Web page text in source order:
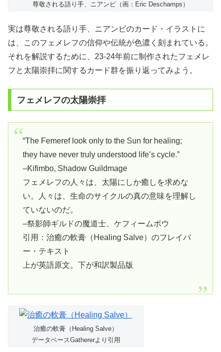
尊敬される語り手、ニアンビ（画：Eric Deschamps）
実は尊敬される語り手、ニアンビのカード・イラストに
は、このフェメレフの信仰や伝統が色濃く刻まれている。
それを解説するために、23-24年前に制作されたフェメレ
フと太陽崇拝に関するカード群を振り返ってみよう。
フェメレフの太陽崇拝
“The Femeref look only to the Sun for healing;
they have never truly understood life’s cycle.”
–Kifimbo, Shadow Guildmage
フェメレフの人々は、太陽にしか癒しを求めな
い。人々は、生命のサイクルの真の意味を理解し
ていないのだ。
–祭影師ギルドの魔道士、ケフィームボウ
引用：治癒の軟膏（Healing Salve）のフレイバ
ー・テキスト
上が英語原文。下が和訳製品版
治癒の軟膏（Healing Salve）
データベースGathererより引用